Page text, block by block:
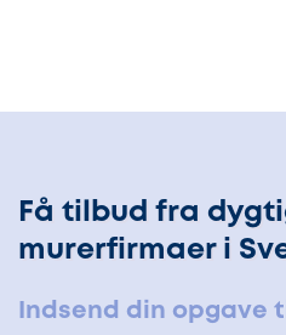
Få tilbud fra
murerfirmaer i
Indsend din opgave